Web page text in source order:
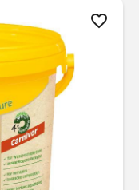
favorite_border